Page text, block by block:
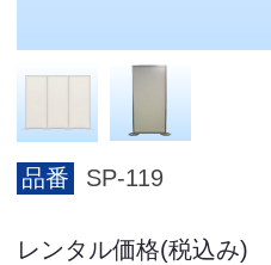
品番 SP-119
レンタル価格(税込み)